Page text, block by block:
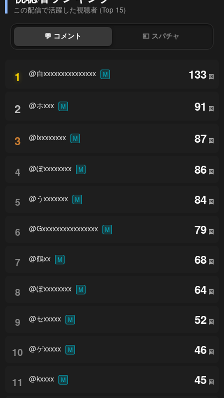
この配信で活躍した視聴者 (Top 15)
💬 コメント 💴 スパチャ
1 @白xxxxxxxxxxxxxxx M 133 回
2 @ホxxx M 91 回
3 @lxxxxxxxx M 87 回
4 @ぽxxxxxxxx M 86 回
5 @うxxxxxxx M 84 回
6 @Gxxxxxxxxxxxxxxxx M 79 回
7 @鶴xx M 68 回
8 @ぽxxxxxxxx M 64 回
9 @セxxxxx M 52 回
10 @ゲxxxxx M 46 回
11 @kxxxx M 45 回